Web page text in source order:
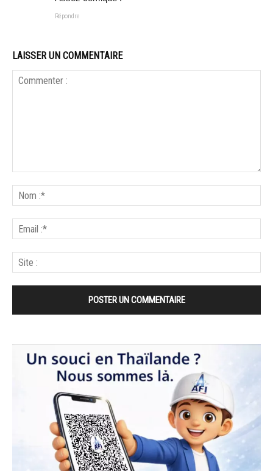
Répondre
LAISSER UN COMMENTAIRE